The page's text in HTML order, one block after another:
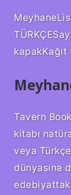
kapakKağıt
Tavern
kitabı
veya
dünyasına